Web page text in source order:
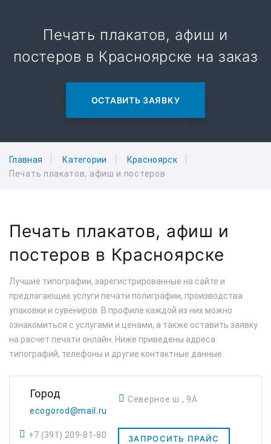
Печать плакатов, афиш и
постеров в Красноярске на заказ
ОСТАВИТЬ ЗАЯВКУ
Главная Категории
Красноярск
Печать плакатов, афиш и постеров
Печать плакатов, афиш и
постеров в Красноярске
Лучшие типографии, зарегистрированные на сайте и
предлагающие услуги печати полиграфии, производства
упаковки и сувениров. В профиле каждой из них можно
ознакомиться с услугами и ценами, а также оставить заявку
на расчет печати онлайн. Ниже приведены адреса
типографий, телефоны и другие контактные данные.
Город
ecogorod@mail.ru
Северное ш., 9А
+7 (391) 209-81-80 ЗАПРОСИТЬ ПРАЙС